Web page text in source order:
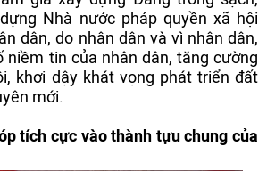
Nhà nước pháp quyền xã hội
dân, do nhân dân và vì nhân dân,
niềm tin của nhân dân, tăng cường
khơi dậy khát vọng phát triển đất
mới.
tích cực vào thành tựu chung của